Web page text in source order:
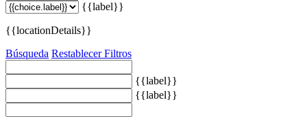
{{label}}
{{locationDetails}}
Búsqueda Restablecer Filtros
{{label}}
{{label}}